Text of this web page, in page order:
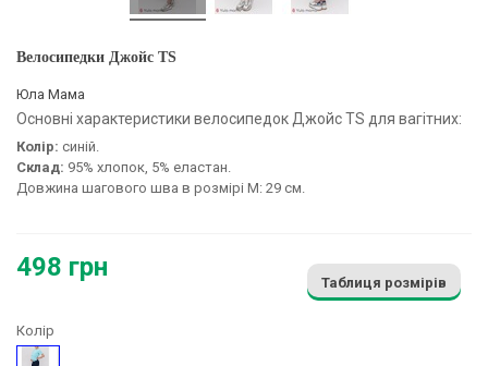
Велосипедки Джойс TS
Юла Мама
Основні характеристики велосипедок Джойс TS для вагітних:
Колір: синій.
Склад: 95% хлопок, 5% еластан.
Довжина шагового шва в розмірі М: 29 см.
498 грн
Таблиця розмірів
Колір
Синій